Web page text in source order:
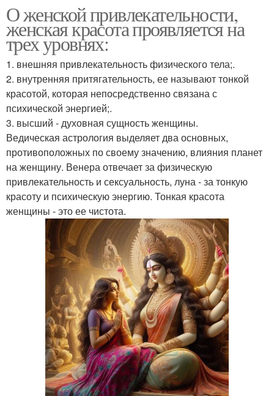
О женской привлекательности,
женская красота проявляется на
трех уровнях:
1. внешняя привлекательность физического тела;.
2. внутренняя притягательность, ее называют тонкой
красотой, которая непосредственно связана с
психической энергией;.
3. высший - духовная сущность женщины.
Ведическая астрология выделяет два основных,
противоположных по своему значению, влияния планет
на женщину. Венера отвечает за физическую
привлекательность и сексуальность, луна - за тонкую
красоту и психическую энергию. Тонкая красота
женщины - это ее чистота.